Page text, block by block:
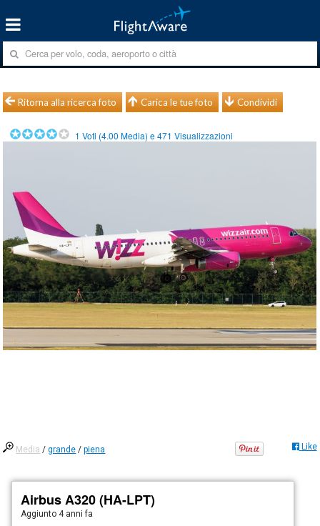
Ritorna alla ricerca foto Carica le tue foto Condividi
1 Voti (4.00 Media) e471 Visualizzazioni
Media /grande /piena Like
Airbus A320 (HA-LPT)
Aggiunto 4 anni fa